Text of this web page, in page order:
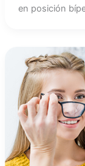
en posición